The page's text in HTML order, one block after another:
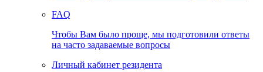
FAQ
Чтобы Вам было проще, мы подготовили ответы
на часто задаваемые вопросы
Личный кабинет резидента